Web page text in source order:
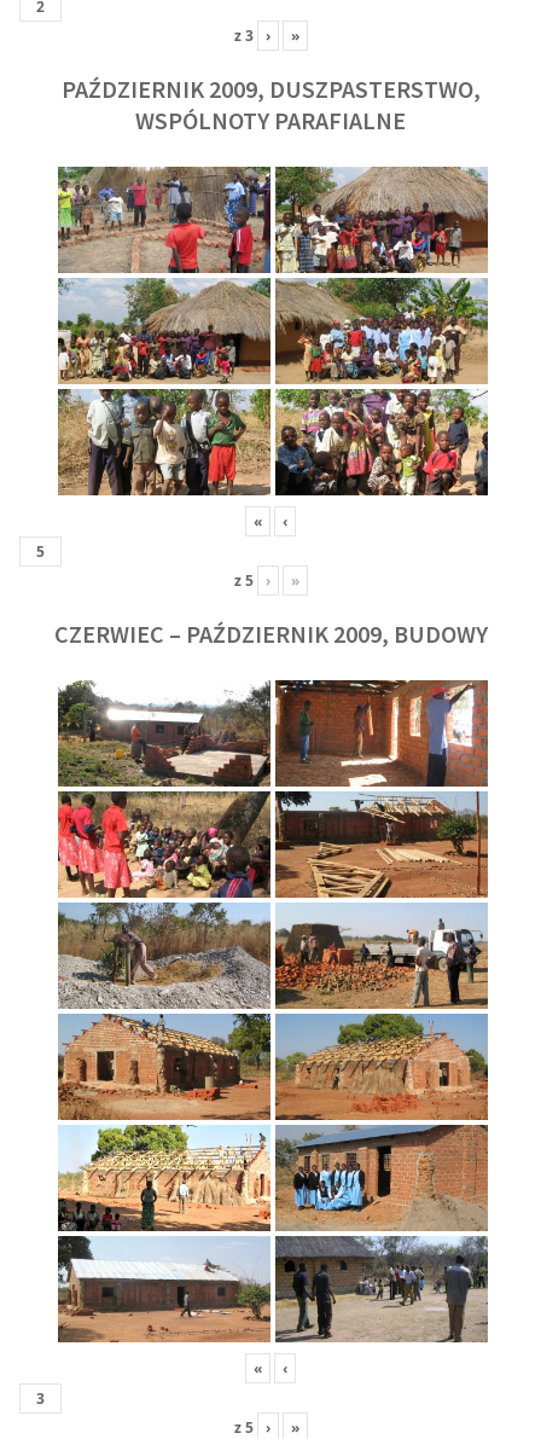
z3 › »
PAŹDZIERNIK 2009, DUSZPASTERSTWO,
WSPÓLNOTY PARAFIALNE
« ‹
z5 › »
CZERWIEC – PAŹDZIERNIK 2009, BUDOWY
« ‹
z5 › »